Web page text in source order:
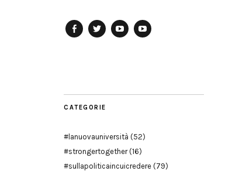
CATEGORIE
#lanuovauniversità (52)
#strongertogether(16)
#sullapoliticaincuicredere (79)